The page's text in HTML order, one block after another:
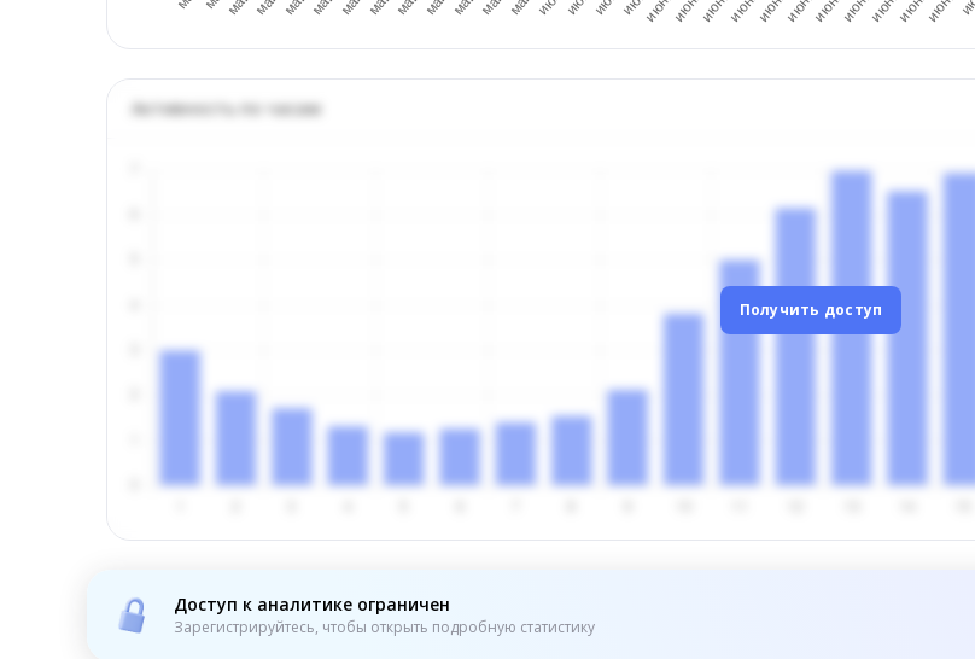
Активность по часам
Получить доступ
Доступ к аналитике ограничен
Зарегистрируйтесь, чтобы открыть подробную статистику